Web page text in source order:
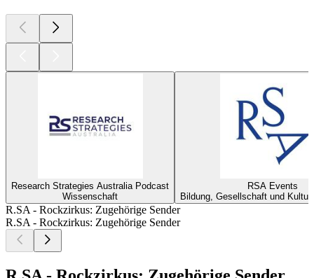
Research Strategies Australia Podcast
Wissenschaft
RSA Events
Bildung, Gesellschaft und
R.SA - Rockzirkus: Zugehörige Sender
R.SA - Rockzirkus: Zugehörige Sender